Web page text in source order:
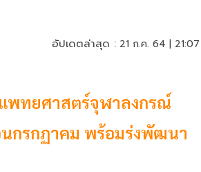
อัปเดตล่าสุด : 21 ก.ค. 64 |
พทยศาสตร์จุฬาลงกรณ์
กรกฏาคม พร้อมร่งพัฒนา